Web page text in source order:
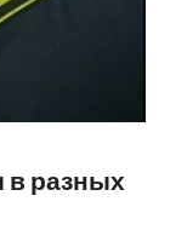
в разных